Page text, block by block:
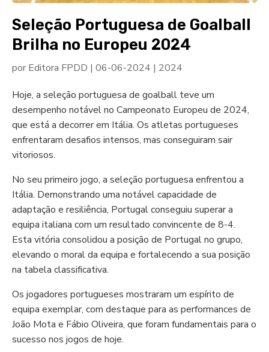
Seleção Portuguesa de Goalball
Brilha no Europeu 2024
por Editora FPDD | 06-06-2024 | 2024
Hoje, a seleção portuguesa de goalball teve um
desempenho notável no Campeonato Europeu de 2024,
que está a decorrer em Itália. Os atletas portugueses
enfrentaram desafios intensos, mas conseguiram sair
vitoriosos.
No seu primeiro jogo, a seleção portuguesa enfrentou a
Itália. Demonstrando uma notável capacidade de
adaptação e resiliência, Portugal conseguiu superar a
equipa italiana com um resultado convincente de 8-4.
Esta vitória consolidou a posição de Portugal no grupo,
elevando o moral da equipa e fortalecendo a sua posição
na tabela classificativa.
Os jogadores portugueses mostraram um espírito de
equipa exemplar, com destaque para as performances de
João Mota e Fábio Oliveira, que foram fundamentais para o
sucesso nos jogos de hoje.